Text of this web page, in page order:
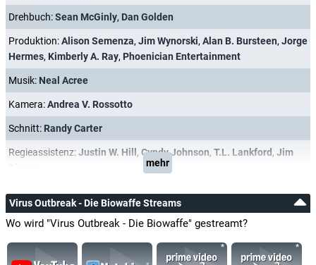
Drehbuch:Sean McGinly, Dan Golden
Produktion:Alison Semenza, Jim Wynorski, Alan B. Bursteen, Jorge
Hermes, Kimberly A. Ray, Phoenician Entertainment
Musik: Neal Acree
Kamera:Andrea V. Rossotto
Schnitt: Randy Carter
Regieassistenz:Justin W. Hill, Cyndy Johnson, T.L. Lankford, Jim
mehr
Virus Outbreak - Die Biowaffe Streams
Wo wird "Virus Outbreak - Die Biowaffe" gestreamt?